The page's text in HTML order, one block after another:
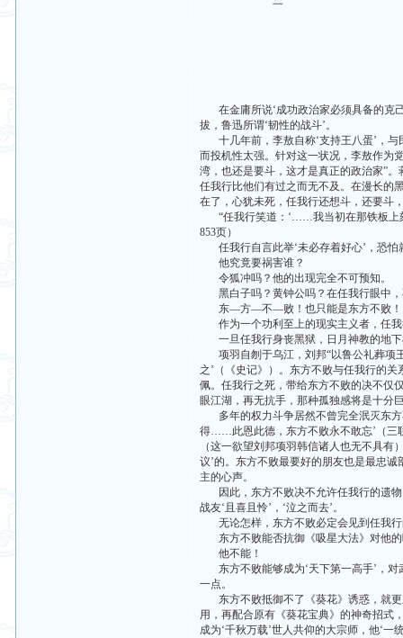
在金庸所说‘成功政治家必须具备的克己
拔，鲁迅所谓‘韧性的战斗’。
十几年前，李敖自称‘支持王八蛋’，与
而投机性太强。针对这一状况，李敖作为
湾，也还是要斗，这才是真正的政治家”
任我行比他们有过之而无不及。在漫长的
在了，心犹未死，任我行还想斗，还要斗
“任我行笑道：‘……我当初在那铁板上
853页）
任我行自言此举‘未必存着好心’，恐怕
他究竟要祸害谁？
令狐冲吗？他的出现完全不可预知。
黑白子吗？黄钟公吗？在任我行眼中，
东—方—不—败！也只能是东方不败！
作为一个功利至上的现实主义者，任我
一旦任我行身丧黑狱，日月神教的地下
项羽自刎于乌江，刘邦“以鲁公礼葬项
之’（《史记》）。东方不败与任我行的
佩。任我行之死，带给东方不败的决不仅
眼江湖，再无抗手，那种孤独感将是十分
多年的权力斗争居然不曾完全泯灭东方
得……此恩此德，东方不败永不敢忘’（三
（这一欲望刘邦项羽韩信诸人也无不具
议’的。东方不败最要好的朋友也是最忠
主的心声。
因此，东方不败决不允许任我行的遗物
战友‘且喜且怜’，‘泣之而去’。
无论怎样，东方不败必定会见到任我行
东方不败能否抗御《吸星大法》对他的
他不能！
东方不败能够成为‘天下第一高手’，对
一点。
东方不败抵御不了《葵花》诱惑，就更
用，再配合原有《葵花宝典》的神奇招式
成为‘千秋万载’世人共仰的大宗师，他‘